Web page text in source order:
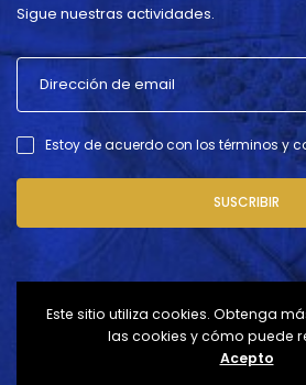
Sigue nuestras actividades.
Estoy de acuerdo con los términos y
SUSCRIBIR
Este sitio utiliza cookies. Obtenga
las cookies y cómo puede
Acepto